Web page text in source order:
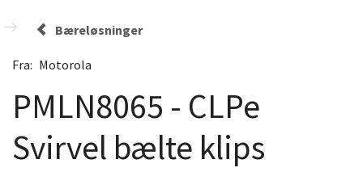
Bæreløsninger
Fra: Motorola
PMLN8065 - CLPe
Svirvel bælte klips